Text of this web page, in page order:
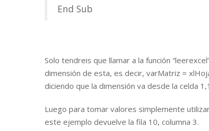
End Sub
Solo tendreis que llamar a la función
dimensión de esta, es decir, varMatriz =
diciendo que la dimensión va desde la celda
Luego para tomar valores simplemente
este ejemplo devuelve la fila 10, columna 3.